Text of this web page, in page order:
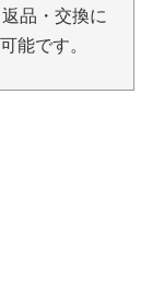
品・交換に
能です。